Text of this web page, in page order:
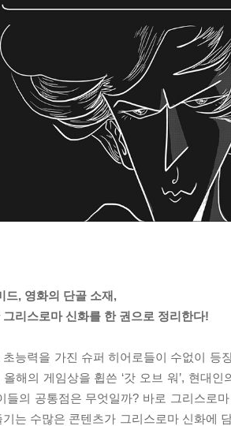
드, 영화의 단골 소재,
그리스로마 신화를 한 권으로 정리한다!
초능력을 가진 슈퍼 히어로들이 수없이 등
올해의 게임상을 휩쓴 ‘갓 오브 워’, 현대
들의 공통점은 무엇일까? 바로 그리스로
기는 수많은 콘텐츠가 그리스로마 신화에